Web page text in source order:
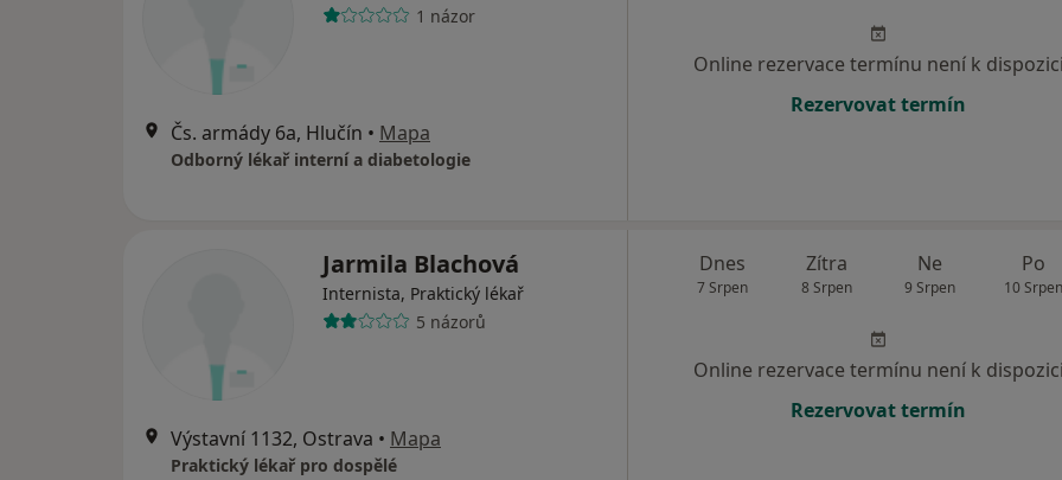
1 názor
Čs. armády 6a, Hlučín • Mapa
Odborný lékař interní a diabetologie
Online rezervace termínu není k dispozici
Rezervovat termín
Jarmila Blachová
Internista, Praktický lékař
5 názorů
Výstavní 1132, Ostrava • Mapa
Praktický lékař pro dospělé
Dnes
7 Srpen
Zítra
8 Srpen
Ne
9 Srpen
Po
10 Srpen
Online rezervace termínu není k dispozici
Rezervovat termín